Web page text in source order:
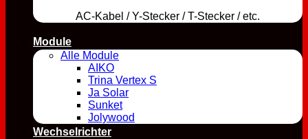
AC-Kabel / Y-Stecker / T-Stecker / etc.
Module
Alle Module
AIKO
Trina Vertex S
Ja Solar
Sunket
Jolywood
Wechselrichter